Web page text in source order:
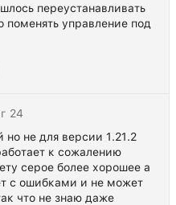
переустанавливать
поменять управление под
24
но не для версии 1.21.2
к сожалению
серое более хорошее а
с ошибками и не может
что не знаю даже